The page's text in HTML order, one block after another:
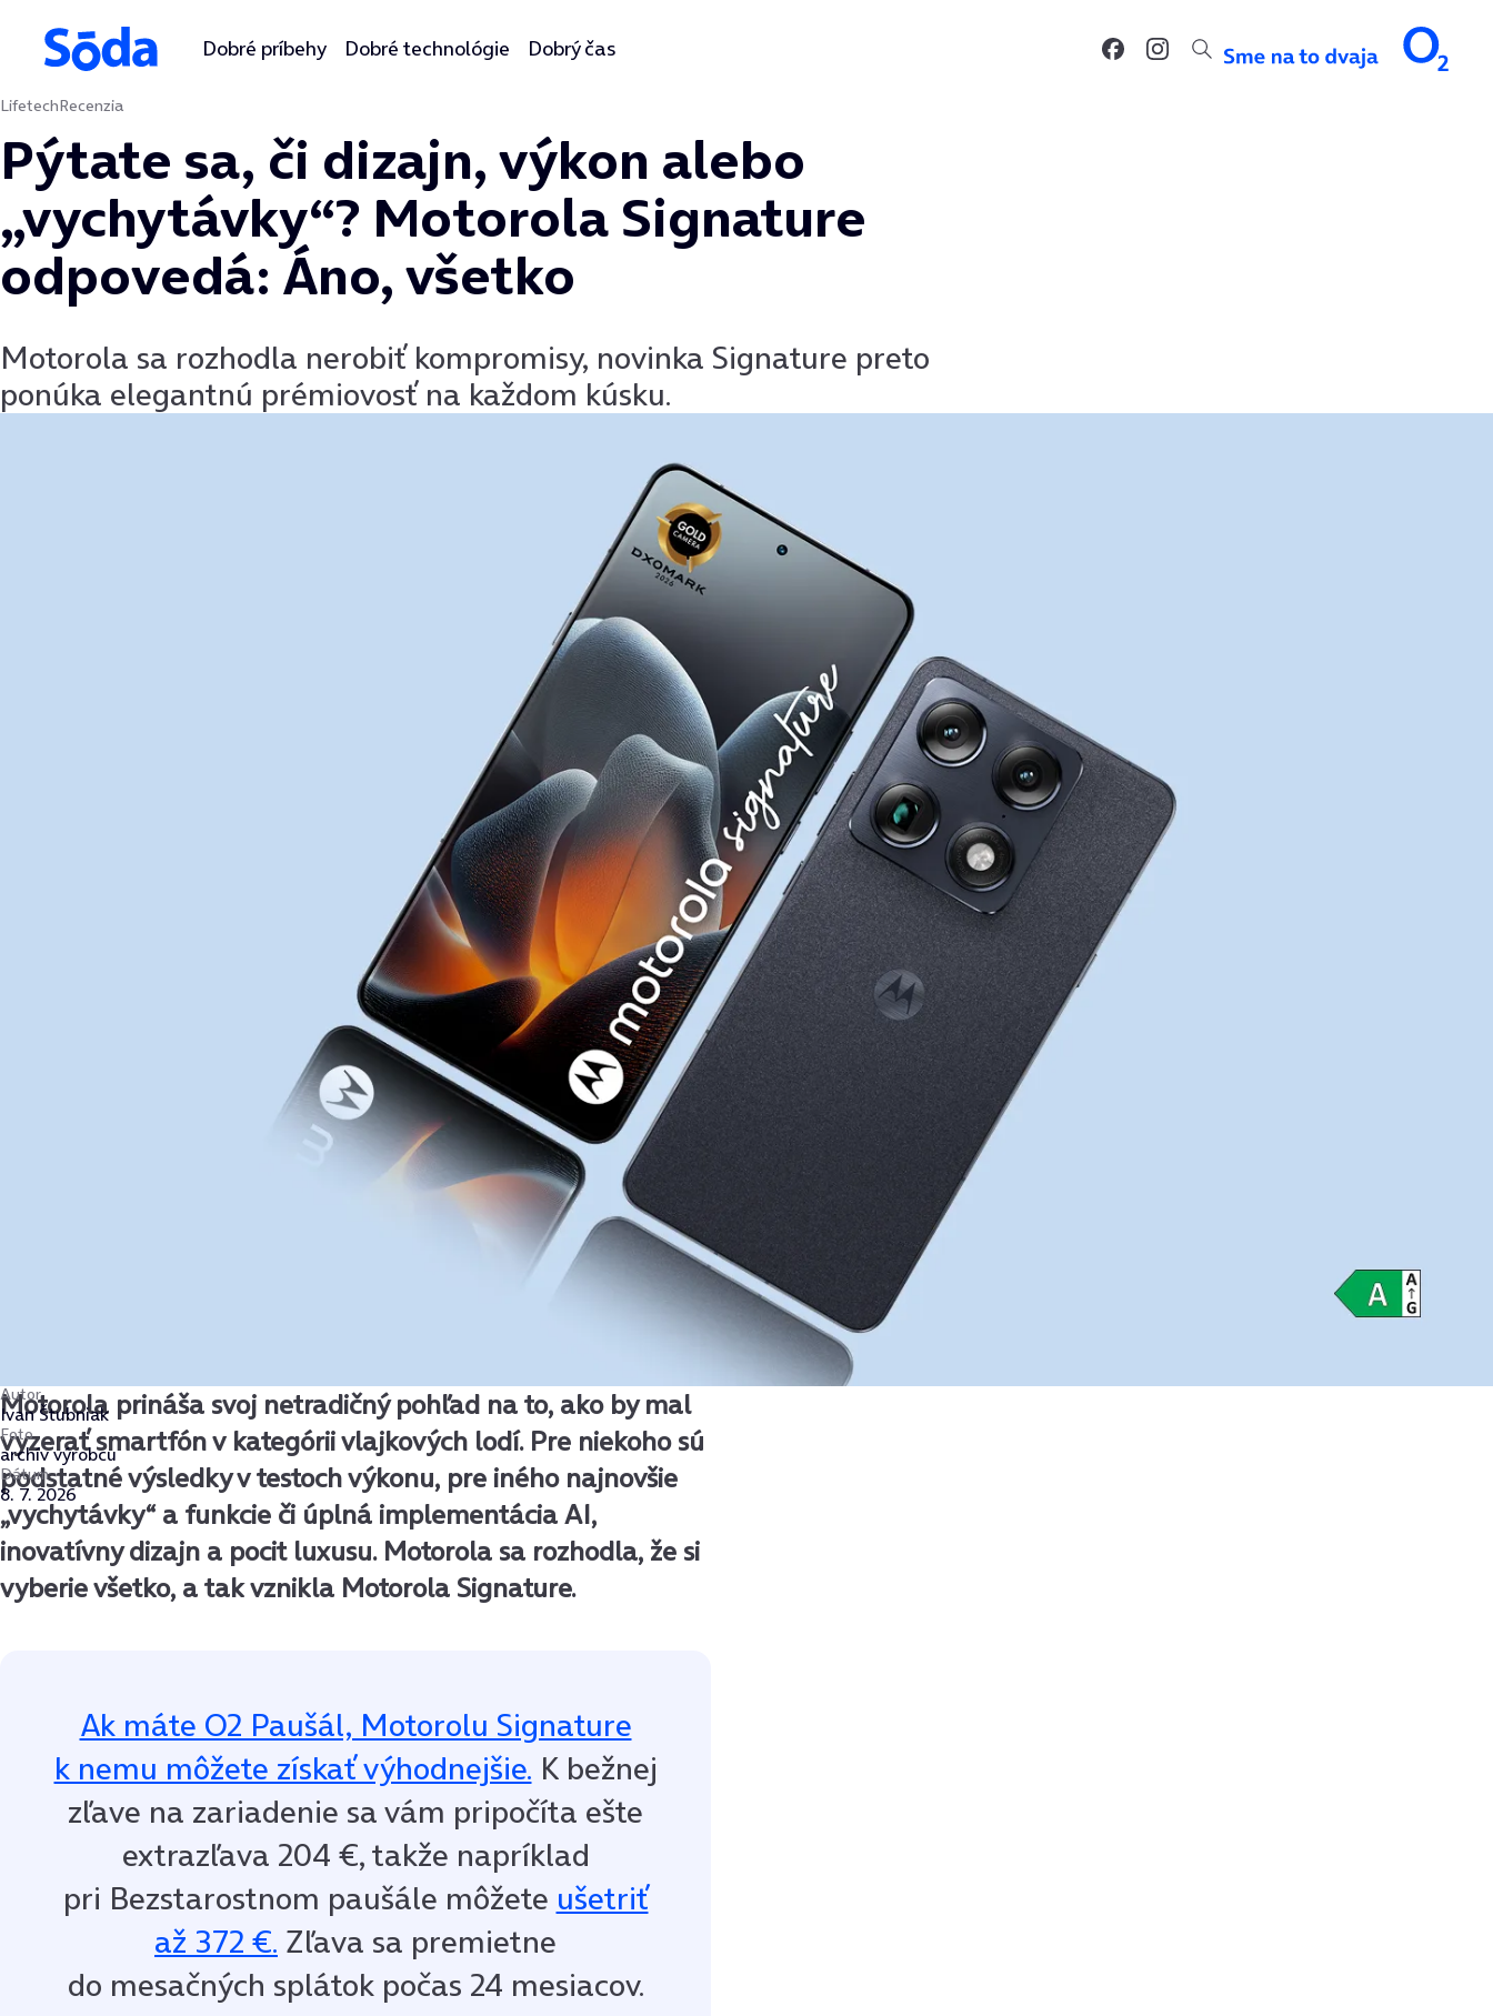
Preskočiť na obsah
Dobré príbehy Dobré technológie Dobrý čas
LifetechRecenzia
Pýtate sa, či dizajn, výkon alebo
„vychytávky“? Motorola Signature
odpovedá: Áno, všetko
Motorola sa rozhodla nerobiť kompromisy, novinka Signature preto
ponúka elegantnú prémiovosť na každom kúsku.
Autor
Ivan Štubniak
Foto
archív výrobcu
Dátum
8. 7. 2026
Motorola prináša svoj netradičný pohľad na to, ako by mal
vyzerať smartfón v kategórii vlajkových lodí. Pre niekoho sú
podstatné výsledky v testoch výkonu, pre iného najnovšie
„vychytávky“ a funkcie či úplná implementácia AI,
inovatívny dizajn a pocit luxusu. Motorola sa rozhodla, že si
vyberie všetko, a tak vznikla Motorola Signature.
Ak máte O2 Paušál, Motorolu Signature
k nemu môžete získať výhodnejšie. K bežnej
zľave na zariadenie sa vám pripočíta ešte
extrazľava 204 €, takže napríklad
pri Bezstarostnom paušále môžete ušetriť
až 372 €. Zľava sa premietne
do mesačných splátok počas 24 mesiacov.